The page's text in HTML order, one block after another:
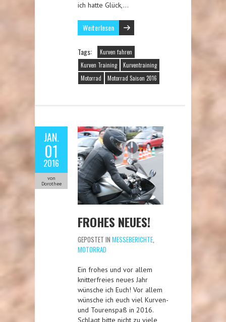
ich hatte Glück,…
Weiterlesen
Tags:
Kurven fahren
Kurven Training
Kurventraining
Motorrad
Motorrad Saison 2016
JAN.
01
2016
von
Dorothee
FROHES NEUES!
GEPOSTET IN MESSEBERICHTE
MOTORRAD
Ein frohes und vor allem
knitterfreies neues Jahr
wünsche ich Euch! Vor allem
wünsche ich euch viel Kurven-
und Tourenspaß in 2016.
Schlagt bitte nicht zu viele